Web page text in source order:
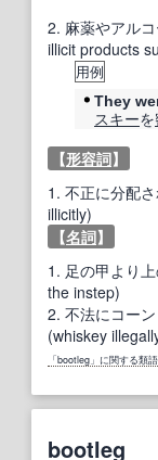
2. 麻薬やアル
illicit products
用例
They
スキーを
【形容詞】
1. 不正に分配
illicitly)
【名詞】
1. 足の甲より
the instep)
2. 不法にコー
(whiskey
「bootleg」に関する類
bootleg